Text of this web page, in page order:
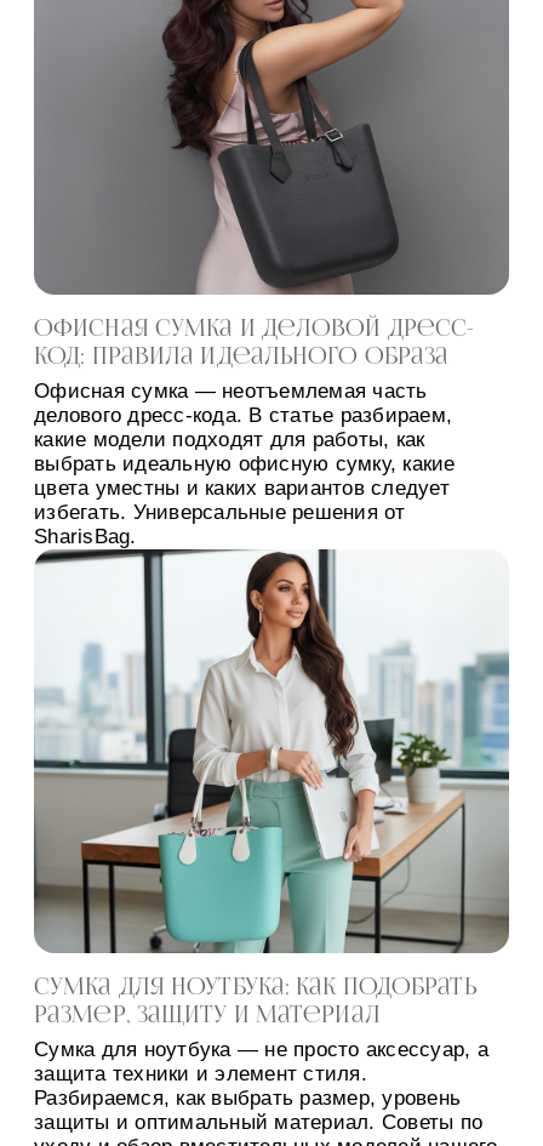
Офисная сумка и деловой дресс-
код: правила идеального образа
Офисная сумка — неотъемлемая часть
делового дресс-кода. В статье разбираем,
какие модели подходят для работы, как
выбрать идеальную офисную сумку, какие
цвета уместны и каких вариантов следует
избегать. Универсальные решения от
SharisBag.
Сумка для ноутбука: как подобрать
размер, защиту и материал
Сумка для ноутбука — не просто аксессуар, а
защита техники и элемент стиля.
Разбираемся, как выбрать размер, уровень
защиты и оптимальный материал. Советы по